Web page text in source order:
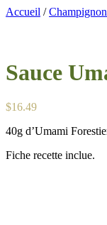
Accueil /
Sauce
$16.49
40g d’Umami
Fiche recette inclue.